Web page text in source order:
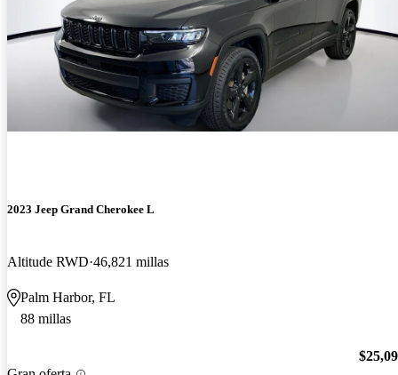
2023 Jeep Grand Cherokee L
Altitude RWD 46,821 millas
Palm Harbor, FL
88 millas